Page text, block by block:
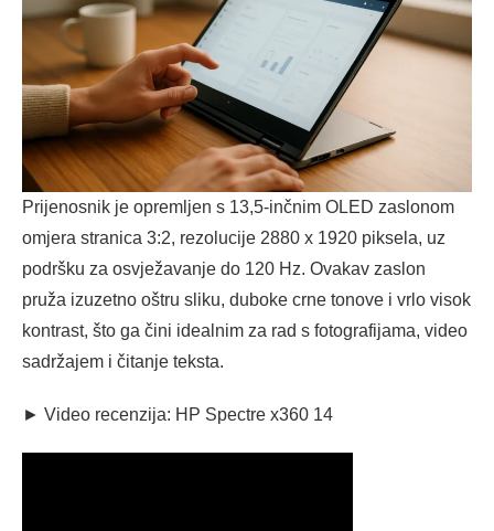
Prijenosnik je opremljen s 13,5-inčnim OLED zaslonom
omjera stranica 3:2, rezolucije 2880 x 1920 piksela, uz
podršku za osvježavanje do 120 Hz. Ovakav zaslon
pruža izuzetno oštru sliku, duboke crne tonove i vrlo visok
kontrast, što ga čini idealnim za rad s fotografijama, video
sadržajem i čitanje teksta.
► Video recenzija: HP Spectre x360 14